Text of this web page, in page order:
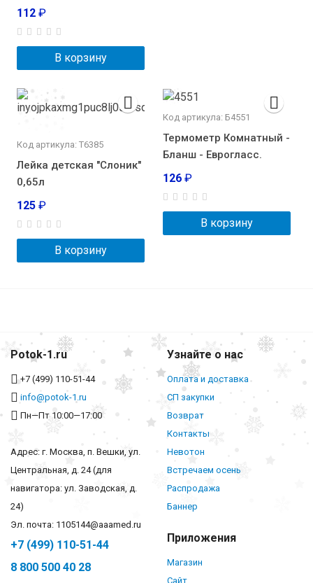
112 ₽
В корзину
Код артикула: Т6385
Лейка детская "Слоник"
0,65л
125 ₽
В корзину
Код артикула: Б4551
Термометр Комнатный -
Бланш - Еврогласс.
126 ₽
В корзину
Potok-1.ru
+7 (499) 110-51-44
info@potok-1.ru
Пн—Пт 10:00—17:00
Адрес: г. Москва, п. Вешки, ул.
Центральная, д. 24 (для
навигатора: ул. Заводская, д.
24)
Эл. почта: 1105144@aaamed.ru
+7 (499) 110-51-44
8 800 500 40 28
Узнайте о нас
Оплата и доставка
СП закупки
Возврат
Контакты
Невотон
Встречаем осень
Распродажа
Баннер
Приложения
Магазин
Сайт